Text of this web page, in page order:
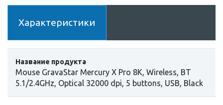
Характеристики
Название продукта
Mouse GravaStar Mercury X Pro 8K, Wireless, BT
5.1/2.4GHz, Optical 32000 dpi, 5 buttons, USB, Black